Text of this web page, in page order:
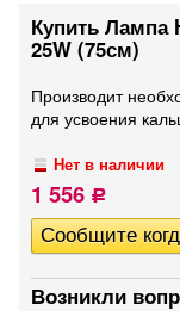
Купить Лампа
25W (75см)
Производит
для усвоения
Нет в наличии
1 556 Р
Возникли